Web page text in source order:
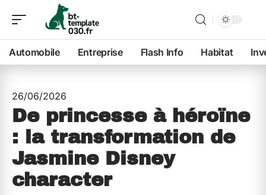
Automobile Entreprise Flash Info Habitat
26/06/2026
De princesse à héroïne
: la transformation de
Jasmine Disney
character